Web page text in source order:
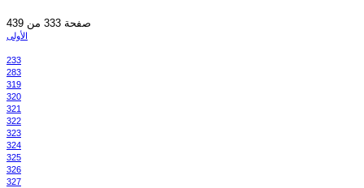
صفحة 333 من 439
الأولى
233
283
319
320
321
322
323
324
325
326
327